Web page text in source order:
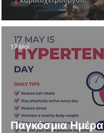
Παγκόσμια Ημέρα
17 Μαΐ